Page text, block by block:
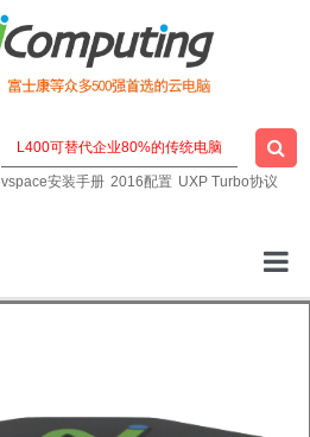
vspace安装手册 2016配置 UXP Turbo协议